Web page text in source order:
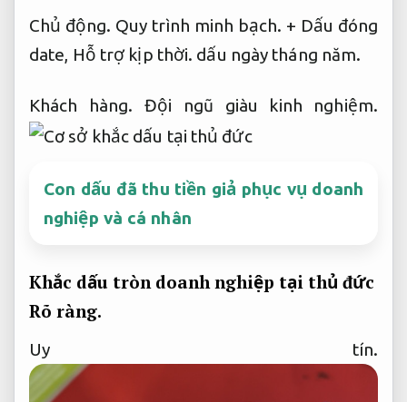
Chủ động. Quy trình minh bạch. + Dấu đóng
date, Hỗ trợ kịp thời. dấu ngày tháng năm.
Khách hàng. Đội ngũ giàu kinh nghiệm.
Con dấu đã thu tiền giả phục vụ doanh
nghiệp và cá nhân
Khắc dấu tròn doanh nghiệp tại thủ đức
Rõ ràng.
Uy tín.